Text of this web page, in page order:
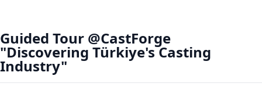
Guided Tour @CastForge
"Discovering Türkiye's Casting
Industry"